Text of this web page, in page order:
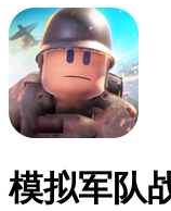
模拟军队